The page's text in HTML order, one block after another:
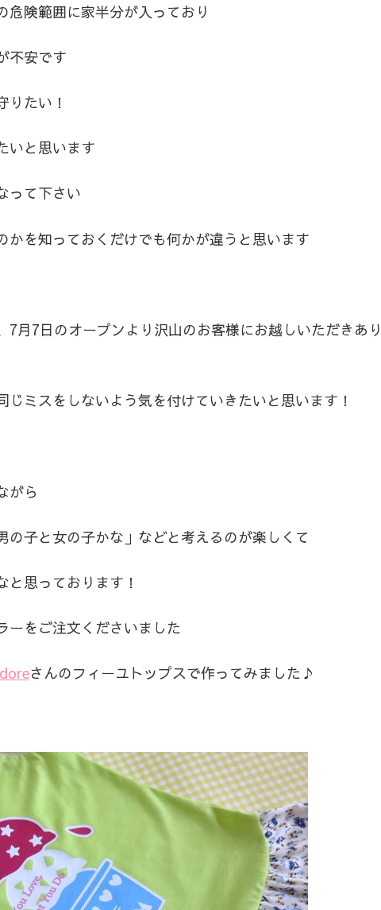
危険範囲に家半分が入っており
不安です
りたい！
いと思います
って下さい
を知っておくだけでも何かが違うと思います
月7日のオープンより沢山のお客様にお越しいただきあり
ミスをしないよう気を付けていきたいと思います！
がら
の子と女の子かな」などと考えるのが楽しくて
思っております！
ーをご注文くださいました
さんのフィーユトップスで作ってみました♪